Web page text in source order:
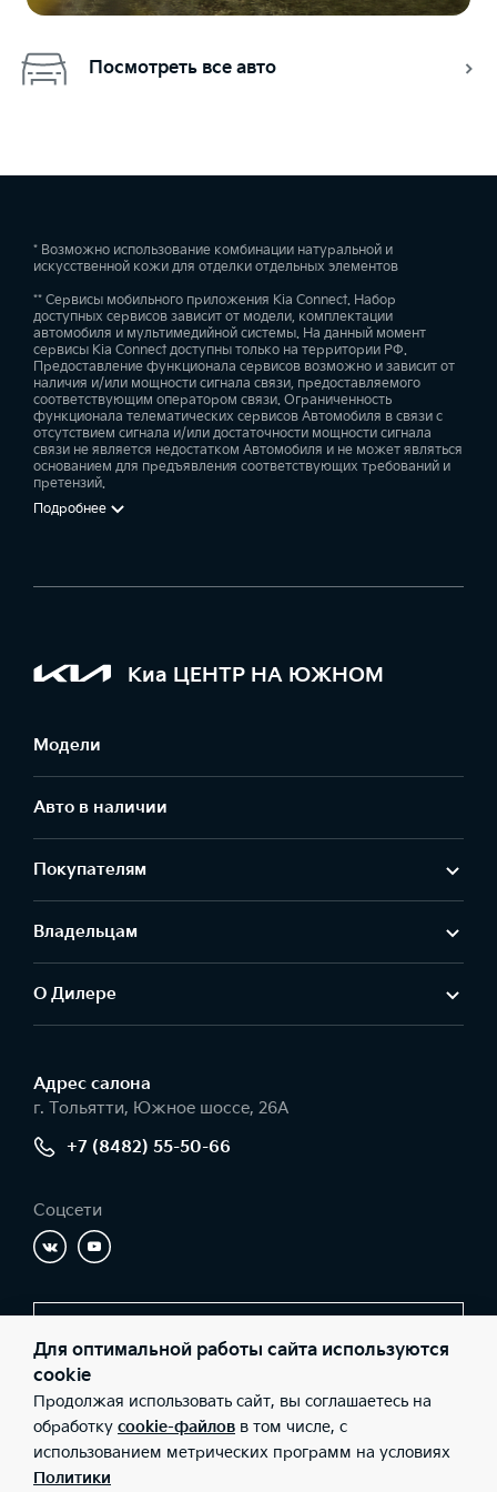
Посмотреть все авто
* Возможно использование комбинации натуральной и
искусственной кожи для отделки отдельных элементов
** Сервисы мобильного приложения Kia Connect. Набор
доступных сервисов зависит от модели, комплектации
автомобиля и мультимедийной системы. На данный момент
сервисы Kia Connect доступны только на территории РФ.
Предоставление функционала сервисов возможно и зависит от
наличия и/или мощности сигнала связи, предоставляемого
соответствующим оператором связи. Ограниченность
функционала телематических сервисов Автомобиля в связи с
отсутствием сигнала и/или достаточности мощности сигнала
связи не является недостатком Автомобиля и не может являться
основанием для предъявления соответствующих требований и
претензий.
Подробнее
Киа ЦЕНТР НА ЮЖНОМ
Модели
Авто в наличии
Покупателям
Владельцам
О Дилере
Адрес салонa
г. Тольятти, Южное шоссе, 26А
+7 (8482) 55-50-66
Соцсети
© 2026 Юридические лица ООО «Имола» (Фактический адрес: г.
Тольятти, Южное шоссе, 26А; Телефон: +7 (8482) 55-50-66; ИНН:
6321067760; ОГРН: 1036301017280), ООО «Киа Россия и СНГ»
(Фактический адрес: г.Москва, Валовая 26; Телефон: 8 800 301
08 80; ИНН: 7728674093; ОГРН: 5087746291760) ведут
Для оптимальной работы сайта используются
cookie
Продолжая использовать сайт, вы соглашаетесь на
обработку cookie-файлов в том числе, с
использованием метрических программ на условиях
Политики